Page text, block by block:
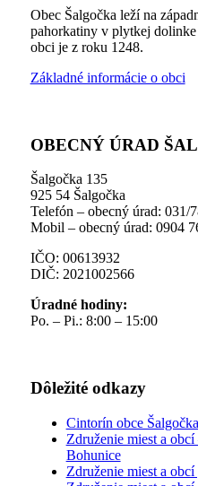
Obec Šalgočka leží na
pahorkatiny v plytkej
obci je z roku 1248.
Základné informácie o obci
OBECNÝ ÚRAD
Šalgočka 135
925 54 Šalgočka
Telefón – obecný úrad: 031/
Mobil – obecný úrad: 0904
IČO: 00613932
DIČ: 2021002566
Úradné hodiny:
Po. – Pi.: 8:00 – 15:00
Dôležité odkazy
Cintorín obce
Združenie miest a
Bohunice
Združenie miest a